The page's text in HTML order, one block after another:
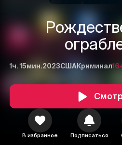
1ч. 15мин.2023СШАКриминал
В избранное Подписаться
1